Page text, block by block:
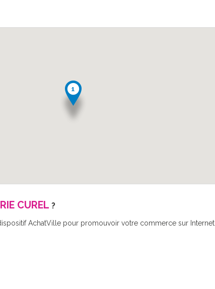
CUREL ?
AchatVille pour promouvoir votre commerce sur Internet.